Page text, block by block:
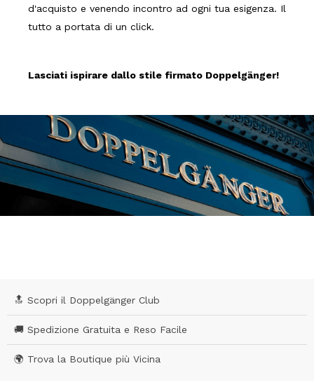
d'acquisto e venendo incontro ad ogni tua esigenza. Il
tutto a portata di un click.
Lasciati ispirare dallo stile firmato Doppelgänger!
🔝 Scopri il Doppelgänger Club
🚚 Spedizione Gratuita e Reso Facile
🌍 Trova la Boutique più Vicina